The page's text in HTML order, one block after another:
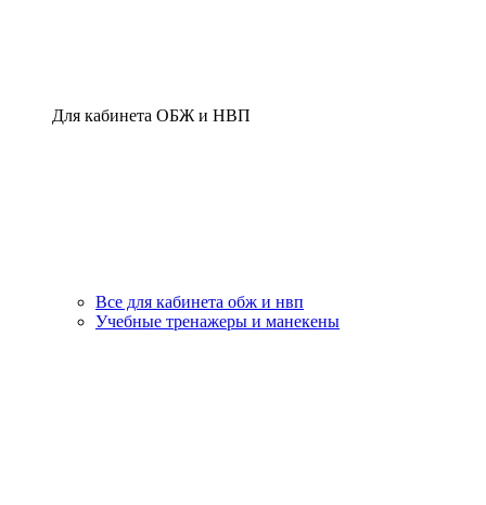
Для кабинета ОБЖ и НВП
Все для кабинета обж и нвп
Учебные тренажеры и манекены